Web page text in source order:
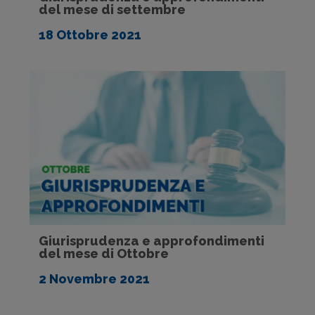
del mese di settembre
18 Ottobre 2021
Giurisprudenza e approfondimenti
del mese di Ottobre
2 Novembre 2021